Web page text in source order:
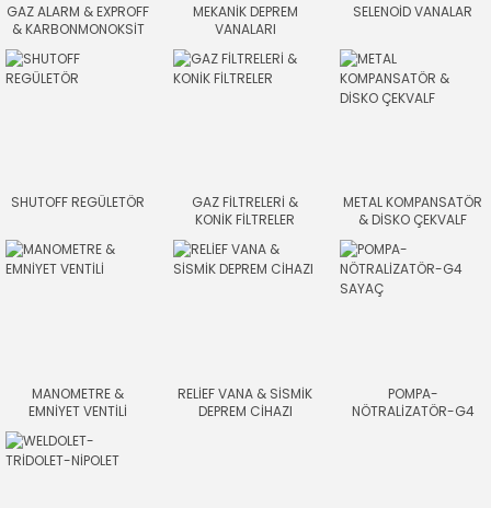
GAZ ALARM & EXPROFF
& KARBONMONOKSİT
MEKANİK DEPREM
VANALARI
SELENOİD VANALAR
SHUTOFF REGÜLETÖR
GAZ FİLTRELERİ &
KONİK FİLTRELER
METAL KOMPANSATÖR
& DİSKO ÇEKVALF
MANOMETRE &
EMNİYET VENTİLİ
RELİEF VANA & SİSMİK
DEPREM CİHAZI
POMPA-
NÖTRALİZATÖR-G4